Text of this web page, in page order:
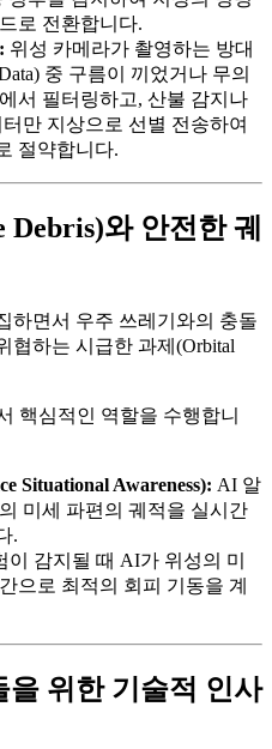
로 전환합니다.
위성 카메라가 촬영하는 방대
중 구름이 끼었거나 무의
서 필터링하고, 산불 감지나
만 지상으로 선별 전송하여
절약합니다.
Debris)와 안전한 궤
하면서 우주 쓰레기와의 충돌
협하는 시급한 과제(Orbital
핵심적인 역할을 수행합니
Situational Awareness): AI 알
미세 파편의 궤적을 실시간
.
이 감지될 때 AI가 위성의 미
으로 최적의 회피 기동을 계
을 위한 기술적 인사